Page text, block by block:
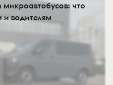
что
и водителям